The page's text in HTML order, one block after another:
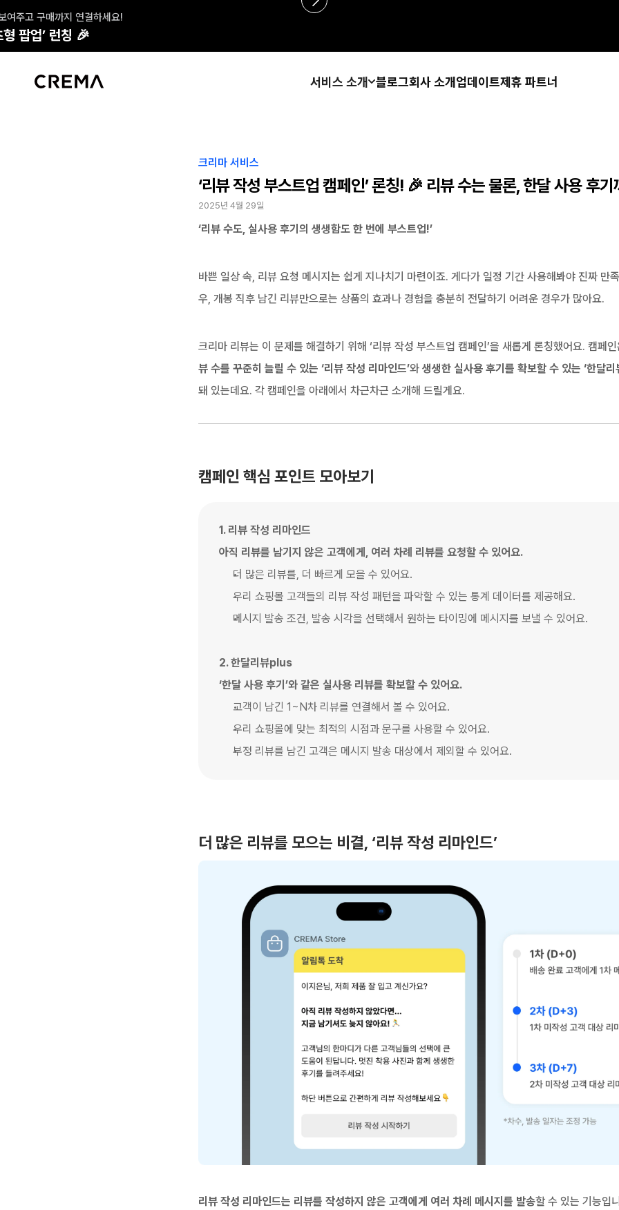
여주고 구매까지 연결하세요!
팝업’ 런칭 🎉
서비스 소개 블로그회사 소개업데이트제휴 파트너
크리마 서비스
‘리뷰 작성 부스트업 캠페인’ 론칭! 🎉 리뷰 수는 물론, 한달 사용 후
2025년 4월 29일
‘리뷰 수도, 실사용 후기의 생생함도 한 번에 부스트업!’
바쁜 일상 속, 리뷰 요청 메시지는 쉽게 지나치기 마련이죠. 게다가 일정 기간 사용해봐야 진짜 만
우, 개봉 직후 남긴 리뷰만으로는 상품의 효과나 경험을 충분히 전달하기 어려운 경우가 많아요.
크리마 리뷰는 이 문제를 해결하기 위해 ‘리뷰 작성 부스트업 캠페인’을 새롭게 론칭했어요. 캠페
뷰 수를 꾸준히 늘릴 수 있는 ‘리뷰 작성 리마인드’와 생생한 실사용 후기를 확보할 수 있는 ‘한달
돼 있는데요. 각 캠페인을 아래에서 차근차근 소개해 드릴게요.
캠페인 핵심 포인트 모아보기
1. 리뷰 작성 리마인드
아직 리뷰를 남기지 않은 고객에게, 여러 차례 리뷰를 요청할 수 있어요.
더 많은 리뷰를, 더 빠르게 모을 수 있어요.
우리 쇼핑몰 고객들의 리뷰 작성 패턴을 파악할 수 있는 통계 데이터를 제공해요.
메시지 발송 조건, 발송 시각을 선택해서 원하는 타이밍에 메시지를 보낼 수 있어요.
2. 한달리뷰plus
‘한달 사용 후기’와 같은 실사용 리뷰를 확보할 수 있어요.
고객이 남긴 1~N차 리뷰를 연결해서 볼 수 있어요.
우리 쇼핑몰에 맞는 최적의 시점과 문구를 사용할 수 있어요.
부정 리뷰를 남긴 고객은 메시지 발송 대상에서 제외할 수 있어요.
더 많은 리뷰를 모으는 비결, ‘리뷰 작성 리마인드’
리뷰 작성 리마인드는 리뷰를 작성하지 않은 고객에게 여러 차례 메시지를 발송할 수 있는 기능입